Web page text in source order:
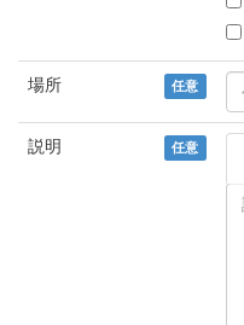
場所 任意
説明 任意